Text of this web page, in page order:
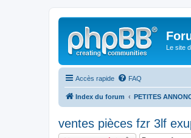
Le site
Accès rapide FAQ
Index du forum PETITES
ventes pièces fzr 3lf